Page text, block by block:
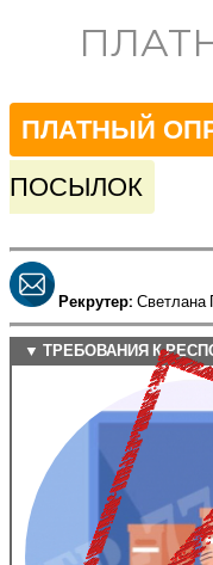
ПЛАТНЫЙ
ПОСЫЛОК
Рекрутер: Светлана
▼ ТРЕБОВАНИЯ К